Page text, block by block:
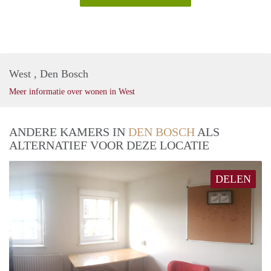
West , Den Bosch
Meer informatie over wonen in West
ANDERE KAMERS IN DEN BOSCH ALS
ALTERNATIEF VOOR DEZE LOCATIE
DELEN